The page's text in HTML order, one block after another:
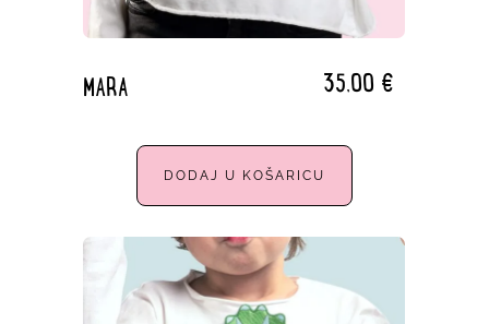
MARA 35,00 €
DODAJ U KOŠARICU